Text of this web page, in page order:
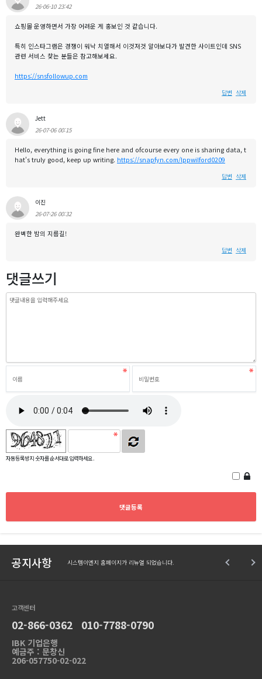
26-06-10 23:42
쇼핑몰 운영하면서 가장 어려운 게 홍보인 것 같습니다.
특히 인스타그램은 경쟁이 워낙 치열해서 이것저것 알아보다가 발견한 사이트인데 SNS
관련 서비스 찾는 분들은 참고해보세요.
https://snsfollowup.com
답변 삭제
Jett
26-07-06 00:15
Hello, everything is going fine here and ofcourse every one is sharing data, t
hat's truly good, keep up writing. https://snapfyn.com/lppwilford0209
답변 삭제
이진
26-07-26 00:32
완벽한 밤의 지름길!
답변 삭제
댓글쓰기
자동등록방지 숫자를 순서대로 입력하세요.
공지사항 시스템이엔지 홈페이지가 리뉴얼 되었습니다.
고객센터
02-866-0362 010-7788-0790
IBK 기업은행
예금주 : 문창신
206-057750-02-022